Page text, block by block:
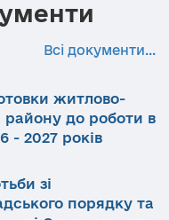
Всі документи...
житлово-
району до роботи в
- 2027 років
зі
порядку та